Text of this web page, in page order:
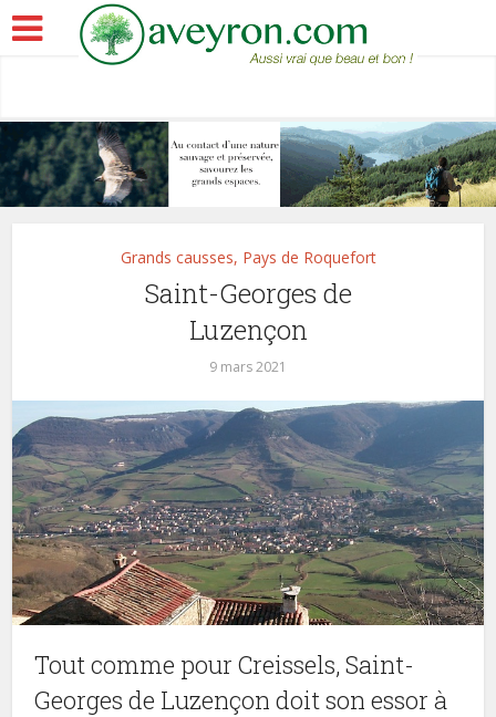
Grands causses, Pays de Roquefort
Saint-Georges de
Luzençon
9 mars 2021
Tout comme pour Creissels, Saint-
Georges de Luzençon doit son essor à